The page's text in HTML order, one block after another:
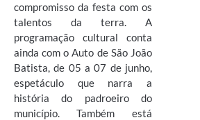
compromisso da festa com os
talentos da terra. A
programação cultural conta
ainda com o Auto de São João
Batista, de 05 a 07 de junho,
espetáculo que narra a
história do padroeiro do
município. Também está